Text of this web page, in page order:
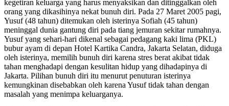
kegetiran keluarga yang harus menyaksikan dan ditinggalkan oleh
orang yang dikasihinya nekat bunuh diri. Pada 27 Maret 2005 pagi,
Yusuf (48 tahun) ditemukan oleh isterinya Sofiah (45 tahun)
meninggal dunia gantung diri pada tiang jemuran sekitar rumahnya.
Yusuf yang sehari-hari dikenal sebagai pedagang kaki lima (PKL)
bubur ayam di depan Hotel Kartika Candra, Jakarta Selatan, diduga
oleh isterinya, memilih bunuh diri karena stres berat akibat tidak
tahan menghadapi dengan kesulitan hidup yang dihadapinya di
Jakarta. Pilihan bunuh diri itu menurut penuturan isterinya
kemungkinan disebabkan oleh karena Yusuf tidak tahan dengan
masalah yang menimpa keluarganya.